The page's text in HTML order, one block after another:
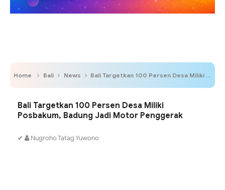
Home Bali News Bali Targetkan 100 Persen Desa Miliki Posbakum, Badung Jadi Motor Penggerak
Bali Targetkan 100 Persen Desa Miliki
Posbakum, Badung Jadi Motor Penggerak
✔ Nugroho Tatag Yuwono